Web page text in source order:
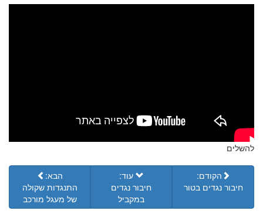
להשלים
הקודם:
חיבור נגדים בטור
עוד:
חיבור נגדים
במקביל
הבא:
התנגדות שקולה
של מעגל מורכב